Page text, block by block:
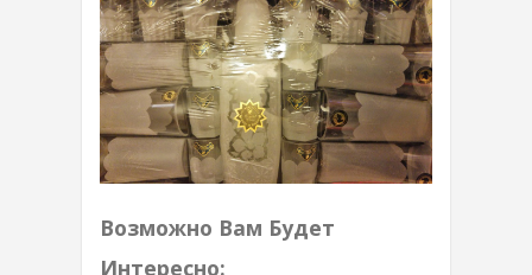
Возможно Вам Будет
Интересно: